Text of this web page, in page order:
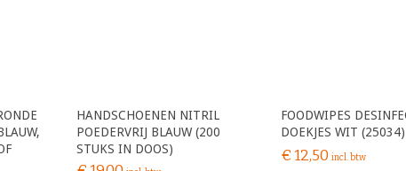
HANDSCHOENEN NITRIL
POEDERVRIJ BLAUW (200
STUKS IN DOOS)
FOODWIPES
DOEKJES WIT (25034)
€12,50 incl. btw